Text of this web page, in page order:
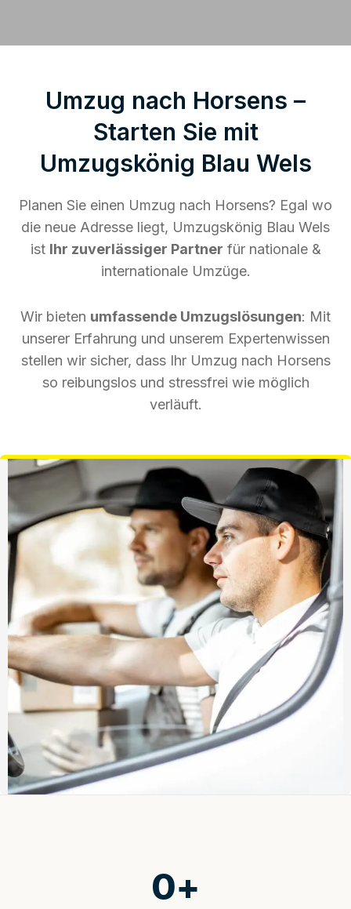
Umzug nach Horsens –
Starten Sie mit
Umzugskönig Blau Wels
Planen Sie einen Umzug nach Horsens? Egal wo
die neue Adresse liegt, Umzugskönig Blau Wels
ist Ihr zuverlässiger Partner für nationale &
internationale Umzüge.
Wir bieten umfassende Umzugslösungen: Mit
unserer Erfahrung und unserem Expertenwissen
stellen wir sicher, dass Ihr Umzug nach Horsens
so reibungslos und stressfrei wie möglich
verläuft.
0+